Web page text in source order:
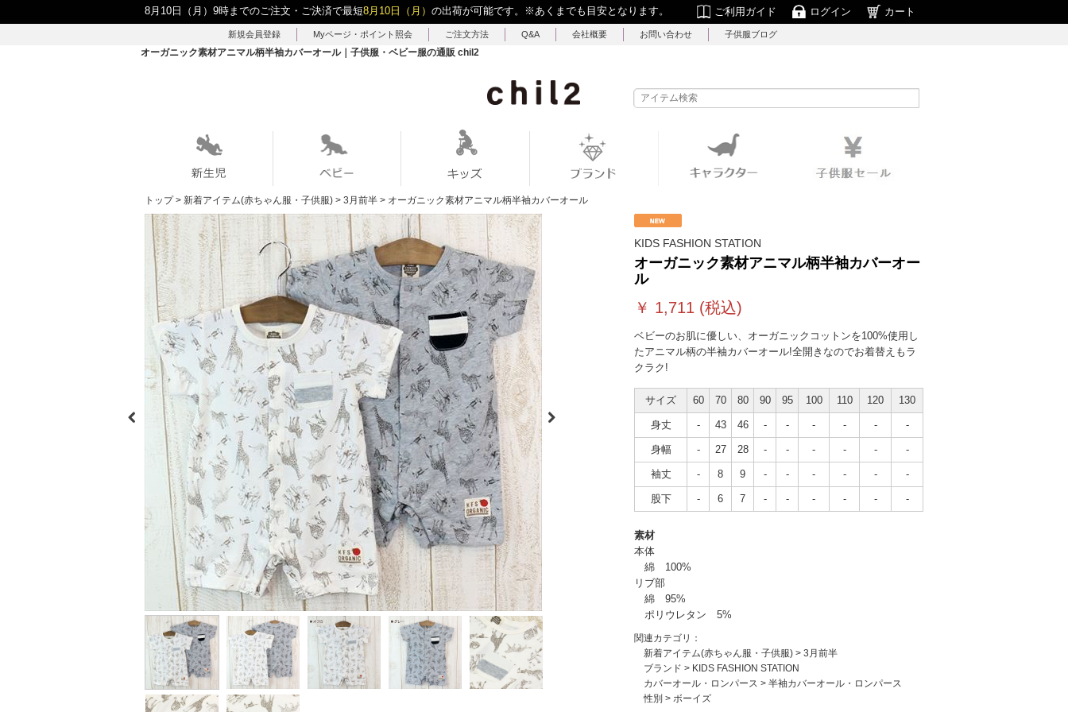
8月10日（月）9時までのご注文・ご決済で最短8月10日（月） の出荷が可能です。 ※あくまでも目安となります。 ご利用ガイド ログイン カート
新規会員登録 Myページ・ポイント照会 ご注文方法 Q&A 会社概要 お問い合わせ 子供服ブログ
オーガニック素材アニマル柄半袖カバーオール｜子供服・ベビー服の通販 chil2
トップ > 新着アイテム(赤ちゃん服・子供服) > 3月前半 > オーガニック素材アニマル柄半袖カバーオール
KIDS FASHION STATION
オーガニック素材アニマル柄半袖カバーオー
ル
￥ 1,711 (税込)
ベビーのお肌に優しい、オーガニックコットンを100%使用し
たアニマル柄の半袖カバーオール!全開きなのでお着替えもラ
クラク!
サイズ 60 70 80 90 95 100 110 120 130
身丈 - 43 46 - - - - - -
身幅 - 27 28 - - - - - -
袖丈 - 8 9 - - - - - -
股下 - 6 7 - - - - - -
素材
本体
綿 100%
リブ部
綿 95%
ポリウレタン 5%
関連カテゴリ：
新着アイテム(赤ちゃん服・子供服) > 3月前半
ブランド > KIDS FASHION STATION
カバーオール・ロンパース > 半袖カバーオール・ロンパース
性別 > ボーイズ